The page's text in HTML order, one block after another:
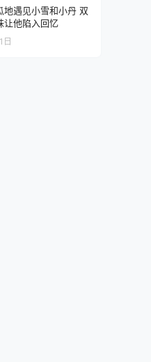
地遇见小雪和小丹 双
让他陷入回忆
日